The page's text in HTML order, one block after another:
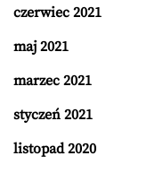
czerwiec 2021
maj 2021
marzec 2021
styczeń 2021
listopad 2020